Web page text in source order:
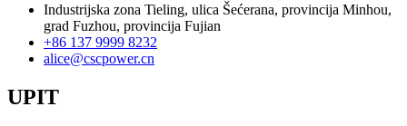
Industrijska zona Tieling, ulica Šećerana, provincija Minhou,
grad Fuzhou, provincija Fujian
+86 137 9999 8232
alice@cscpower.cn
UPIT